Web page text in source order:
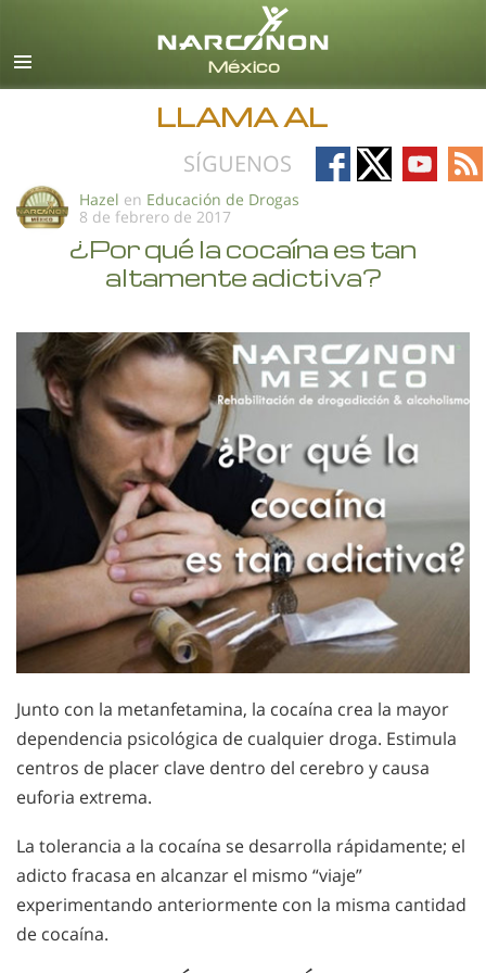
Español
Todas las Regiones/Idiomas
LLAMA AL
SÍGUENOS
Follow
on
Follow
on
Follow
on
on
Hazel en Educación de Drogas
8 de febrero de 2017
¿Por qué la cocaína es tan
altamente adictiva?
Junto con la metanfetamina, la cocaína crea la mayor
dependencia psicológica de cualquier droga. Estimula
centros de placer clave dentro del cerebro y causa
euforia extrema.
La tolerancia a la cocaína se desarrolla rápidamente; el
adicto fracasa en alcanzar el mismo “viaje”
experimentando anteriormente con la misma cantidad
de cocaína.